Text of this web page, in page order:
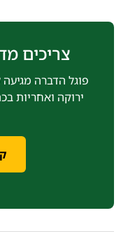
צריכים
פוגל הדברה
ירוקה ואחריות